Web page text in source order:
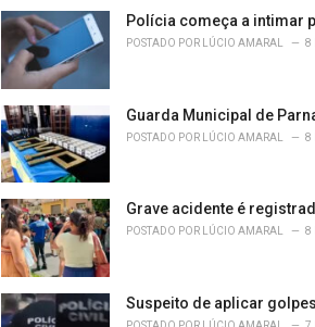
Polícia começa a intimar
POSTADO POR LÚCIO AMARAL 8
Guarda Municipal de
POSTADO POR LÚCIO AMARAL 8
Grave acidente é
POSTADO POR LÚCIO AMARAL 8
Suspeito de aplicar